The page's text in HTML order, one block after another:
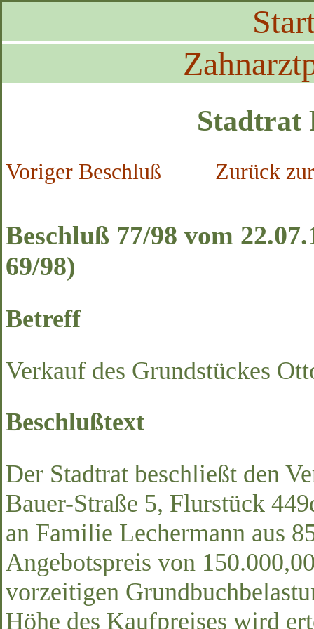
Stadtrat
Voriger Beschluß Zurück
Beschluß 77/98 vom
69/98)
Betreff
Verkauf des Grundstückes
Beschlußtext
Der Stadtrat beschließt den
Bauer-Straße 5, Flurstück
an Familie Lechermann aus
Angebotspreis von
vorzeitigen
Höhe des Kaufpreises wird